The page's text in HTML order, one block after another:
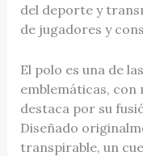
del deporte y
de jugadores y
El polo es una de
emblemáticas, con
destaca por su
Diseñado
transpirable, un